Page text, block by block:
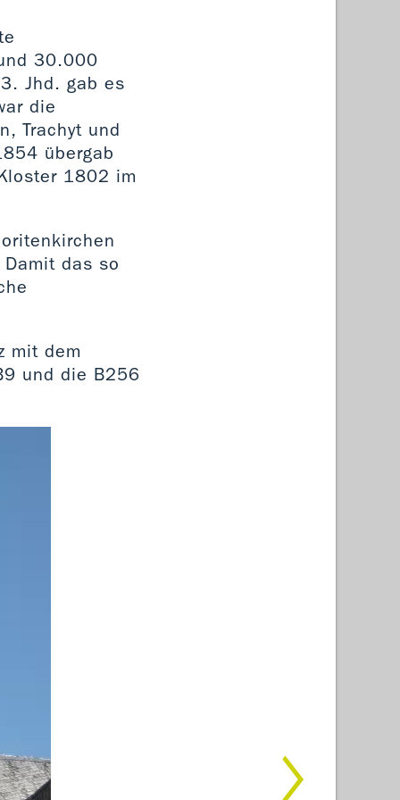
30.000
Jhd. gab es
die
Trachyt und
übergab
1802 im
das so
mit dem
und die B256